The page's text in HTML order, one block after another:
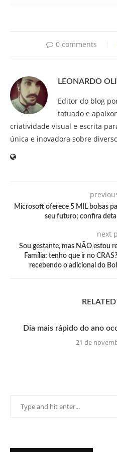
0 comments
LEONARDO
Editor do blog
tatuado e
criatividade visual e escrita
única e inovadora sobre
Microsoft oferece 5 MIL bolsas
seu futuro; confira
next
Sou gestante, mas NÃO estou
Família: tenho que ir no
recebendo o adicional do
Dia mais rápido do ano
21 de